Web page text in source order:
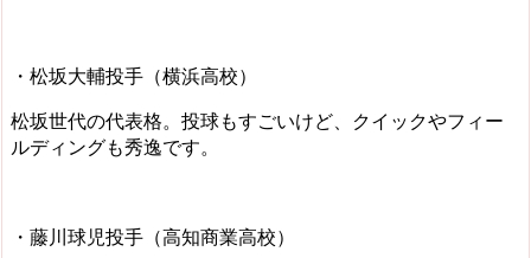
・松坂大輔投手（横浜高校）
松坂世代の代表格。投球もすごいけど、クイックやフィー
ルディングも秀逸です。
・藤川球児投手（高知商業高校）